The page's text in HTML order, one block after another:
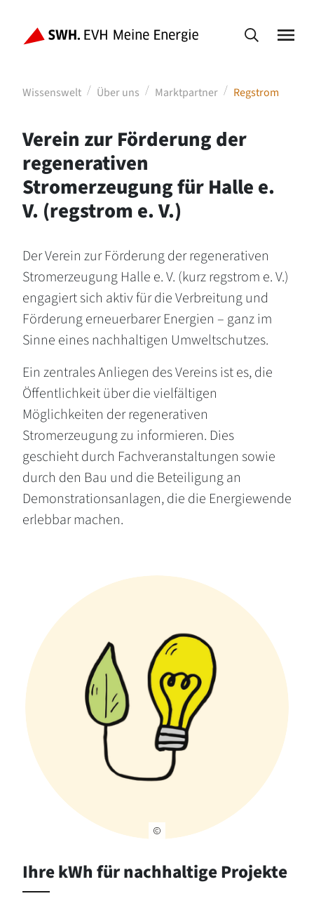
Wissenswelt Über uns Marktpartner Regstrom
Verein zur Förderung der
regenerativen
Stromerzeugung für Halle e.
V. (regstrom e. V.)
Der Verein zur Förderung der regenerativen
Stromerzeugung Halle e. V. (kurz regstrom e. V.)
engagiert sich aktiv für die Verbreitung und
Förderung erneuerbarer Energien – ganz im
Sinne eines nachhaltigen Umweltschutzes.
Ein zentrales Anliegen des Vereins ist es, die
Öffentlichkeit über die vielfältigen
Möglichkeiten der regenerativen
Stromerzeugung zu informieren. Dies
geschieht durch Fachveranstaltungen sowie
durch den Bau und die Beteiligung an
Demonstrationsanlagen, die die Energiewende
erlebbar machen.
Ihre kWh für nachhaltige Projekte